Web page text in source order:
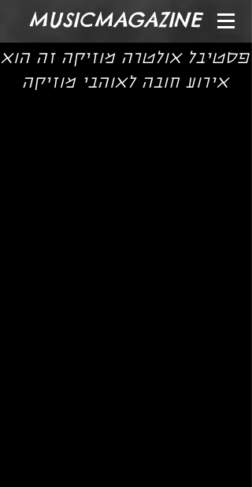
MUSICMAGAZINE
פסטיבל אולטרה מוזיקה זה הוא
אירוע חובה לאוהבי מוזיקה